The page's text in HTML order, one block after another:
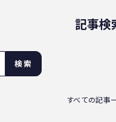
記事検
検索
すべての記事